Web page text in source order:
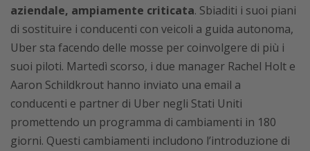
aziendale, ampiamente criticata. Sbiaditi i suoi piani
di sostituire i conducenti con veicoli a guida autonoma,
Uber sta facendo delle mosse per coinvolgere di più i
suoi piloti. Martedì scorso, i due manager Rachel Holt e
Aaron Schildkrout hanno inviato una email a
conducenti e partner di Uber negli Stati Uniti
promettendo un programma di cambiamenti in 180
giorni. Questi cambiamenti includono l’introduzione di